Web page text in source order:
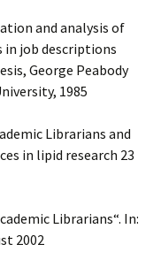
and analysis of
job descriptions
George Peabody
1985
Librarians and
in lipid research 23
Librarians“. In:
2002